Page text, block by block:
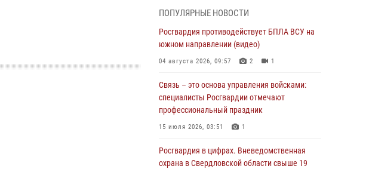
учебному году
05 августа 2026, 05:44 10
Росгвардия противодействует БПЛА ВСУ на
04 августа 2026, 09:57 2 1
Росгвардия приняла участие в обеспечении
безопасности Дня города в Екатеринбурге
Росгвардия приняла участие в
ПОПУЛЯРНЫЕ НОВОСТИ
Росгвардия противодействует БПЛА ВСУ на
южном направлении (видео)
04 августа 2026, 09:57 2 1
Связь – это основа управления войсками:
специалисты Росгвардии отмечают
профессиональный праздник
15 июля 2026, 03:51 1
Росгвардия в цифрах. Вневедомственная
охрана в Свердловской области свыше 19